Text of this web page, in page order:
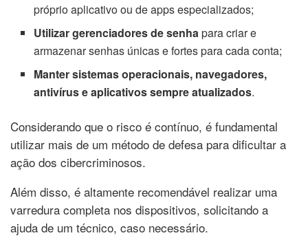
próprio aplicativo ou de apps especializados;
Utilizar gerenciadores de senhapara criar e
armazenar senhas únicas e fortes para cada conta;
Manter sistemas operacionais, navegadores,
antivírus e aplicativos sempre atualizados.
Considerando que o risco é contínuo, é fundamental
utilizar mais de um método de defesa para dificultar a
ação dos cibercriminosos.
Além disso, é altamente recomendável realizar uma
varredura completa nos dispositivos, solicitando a
ajuda de um técnico, caso necessário.